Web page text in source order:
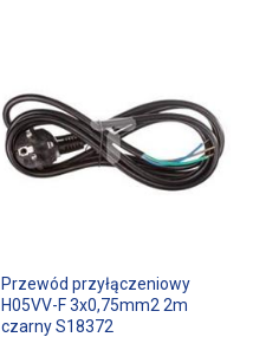
Przewód przyłączeniowy
H05VV-F 3x0,75mm2 2m
czarny S18372